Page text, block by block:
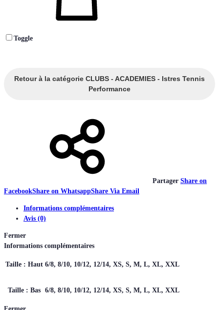
Toggle
Retour à la catégorie CLUBS - ACADEMIES - Istres Tennis
Performance
Partager Share on
FacebookShare on WhatsappShare Via Email
Informations complémentaires
Avis (0)
Fermer
Informations complémentaires
Taille : Haut 6/8, 8/10, 10/12, 12/14, XS, S, M, L, XL, XXL
Taille : Bas 6/8, 8/10, 10/12, 12/14, XS, S, M, L, XL, XXL